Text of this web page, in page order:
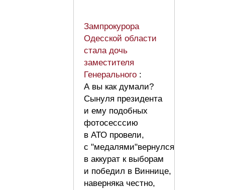
Зампрокурора
Одесской области
стала дочь
заместителя
Генерального :
А вы как думали?
Сынуля президента
и ему подобных
фотосесссию
в АТО провели,
с "медалями"вернулся
в аккурат к выборам
и победил в Виннице,
наверняка честно,